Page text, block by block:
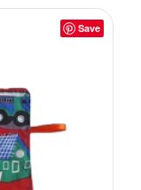
Save